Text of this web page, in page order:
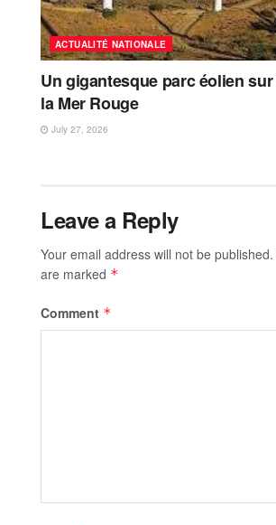
ACTUALITÉ NATIONALE
Un gigantesque parc éolien
la Mer Rouge
July 27, 2026
Leave a Reply
Your email address will not be published.
are marked *
Comment *